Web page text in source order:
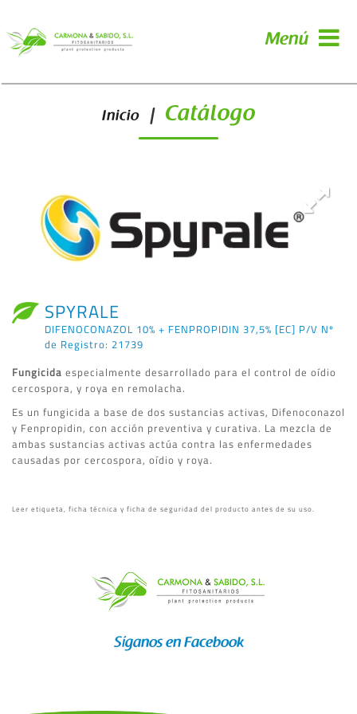
Menú
Inicio | Catálogo
SPYRALE
DIFENOCONAZOL 10% + FENPROPIDIN 37,5% [EC] P/V Nº
de Registro: 21739
Fungicida especialmente desarrollado para el control de oídio
cercospora, y roya en remolacha.
Es un fungicida a base de dos sustancias activas, Difenoconazol
y Fenpropidin, con acción preventiva y curativa. La mezcla de
ambas sustancias activas actúa contra las enfermedades
causadas por cercospora, oídio y roya.
Leer etiqueta, ficha técnica y ficha de seguridad del producto antes de su uso.
Síganos en Facebook